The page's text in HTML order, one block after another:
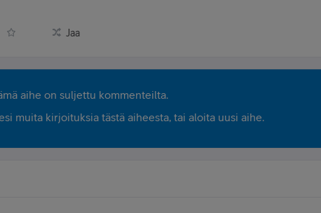
Jaa
aihe on suljettu kommenteilta.
muita kirjoituksia tästä aiheesta, tai aloita uusi aihe.